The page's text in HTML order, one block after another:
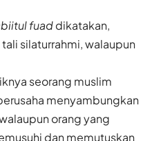
fuaddikatakan,
silaturrahmi, walaupun
seorang muslim
menyambungkan
orang yang
dan memutuskan